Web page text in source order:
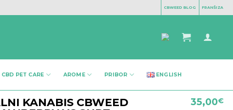
CBWEED BLOG FRANŠIZA
CBD PET CARE AROME PRIBOR ENGLISH
KANABIS CBWEED
35,00€